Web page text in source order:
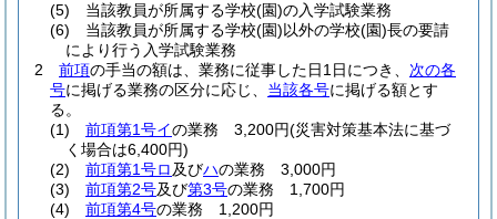
(5)
当該教員が所属する学校(園)の入学試験業務
(6)
当該教員が所属する学校(園)以外の学校(園)長の要請
により行う入学試験業務
2
前項の手当の額は、業務に従事した日1日につき、 次の各
号に掲げる業務の区分に応じ、 当該各号に掲げる額とす
る。
(1)
前項第1号イの業務 3,200円(災害対策基本法に基づ
く場合は6,400円)
(2)
前項第1号ロ及びハの業務 3,000円
(3)
前項第2号及び第3号の業務 1,700円
(4)
前項第4号の業務 1,200円